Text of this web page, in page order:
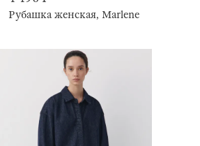
Рубашка женская, Marlene